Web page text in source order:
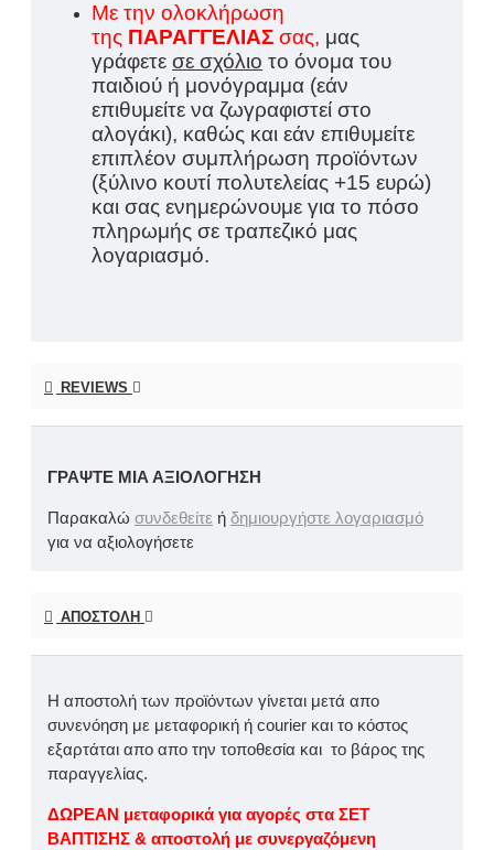
Με την ολοκλήρωση
της ΠΑΡΑΓΓΕΛΙΑΣ σας, μας
γράφετε σε σχόλιο το όνομα του
παιδιού ή μονόγραμμα (εάν
επιθυμείτε να ζωγραφιστεί στο
αλογάκι), καθώς και εάν επιθυμείτε
επιπλέον συμπλήρωση προϊόντων
(ξύλινο κουτί πολυτελείας +15 ευρώ)
και σας ενημερώνουμε για το πόσο
πληρωμής σε τραπεζικό μας
λογαριασμό.
REVIEWS
ΓΡΆΨΤΕ ΜΙΑ ΑΞΙΟΛΌΓΗΣΗ
Παρακαλώ συνδεθείτε ή δημιουργήστε λογαριασμό
για να αξιολογήσετε
ΑΠΟΣΤΟΛΉ
Η αποστολή των προϊόντων γίνεται μετά απο
συνενόηση με μεταφορική ή courier και το κόστος
εξαρτάται απο απο την τοποθεσία και το βάρος της
παραγγελίας.
ΔΩΡΕΑΝ μεταφορικά για αγορές στα ΣΕΤ
ΒΑΠΤΙΣΗΣ & αποστολή με συνεργαζόμενη